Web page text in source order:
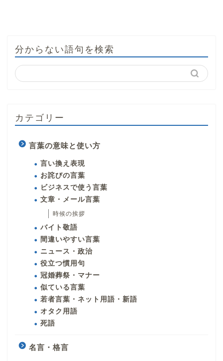
分からない語句を検索
カテゴリー
言葉の意味と使い方
言い換え表現
お詫びの言葉
ビジネスで使う言葉
文章・メール言葉
時候の挨拶
バイト敬語
間違いやすい言葉
ニュース・政治
役立つ慣用句
冠婚葬祭・マナー
似ている言葉
若者言葉・ネット用語・新語
オタク用語
死語
名言・格言